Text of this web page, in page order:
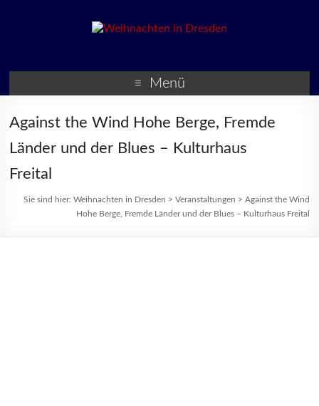
Veranstaltungen zur
Weihnachtszeit
Menü
Against the Wind Hohe Berge, Fremde
Länder und der Blues – Kulturhaus
Freital
Sie sind hier: Weihnachten in Dresden > Veranstaltungen > Against the Wind
Hohe Berge, Fremde Länder und der Blues – Kulturhaus Freital